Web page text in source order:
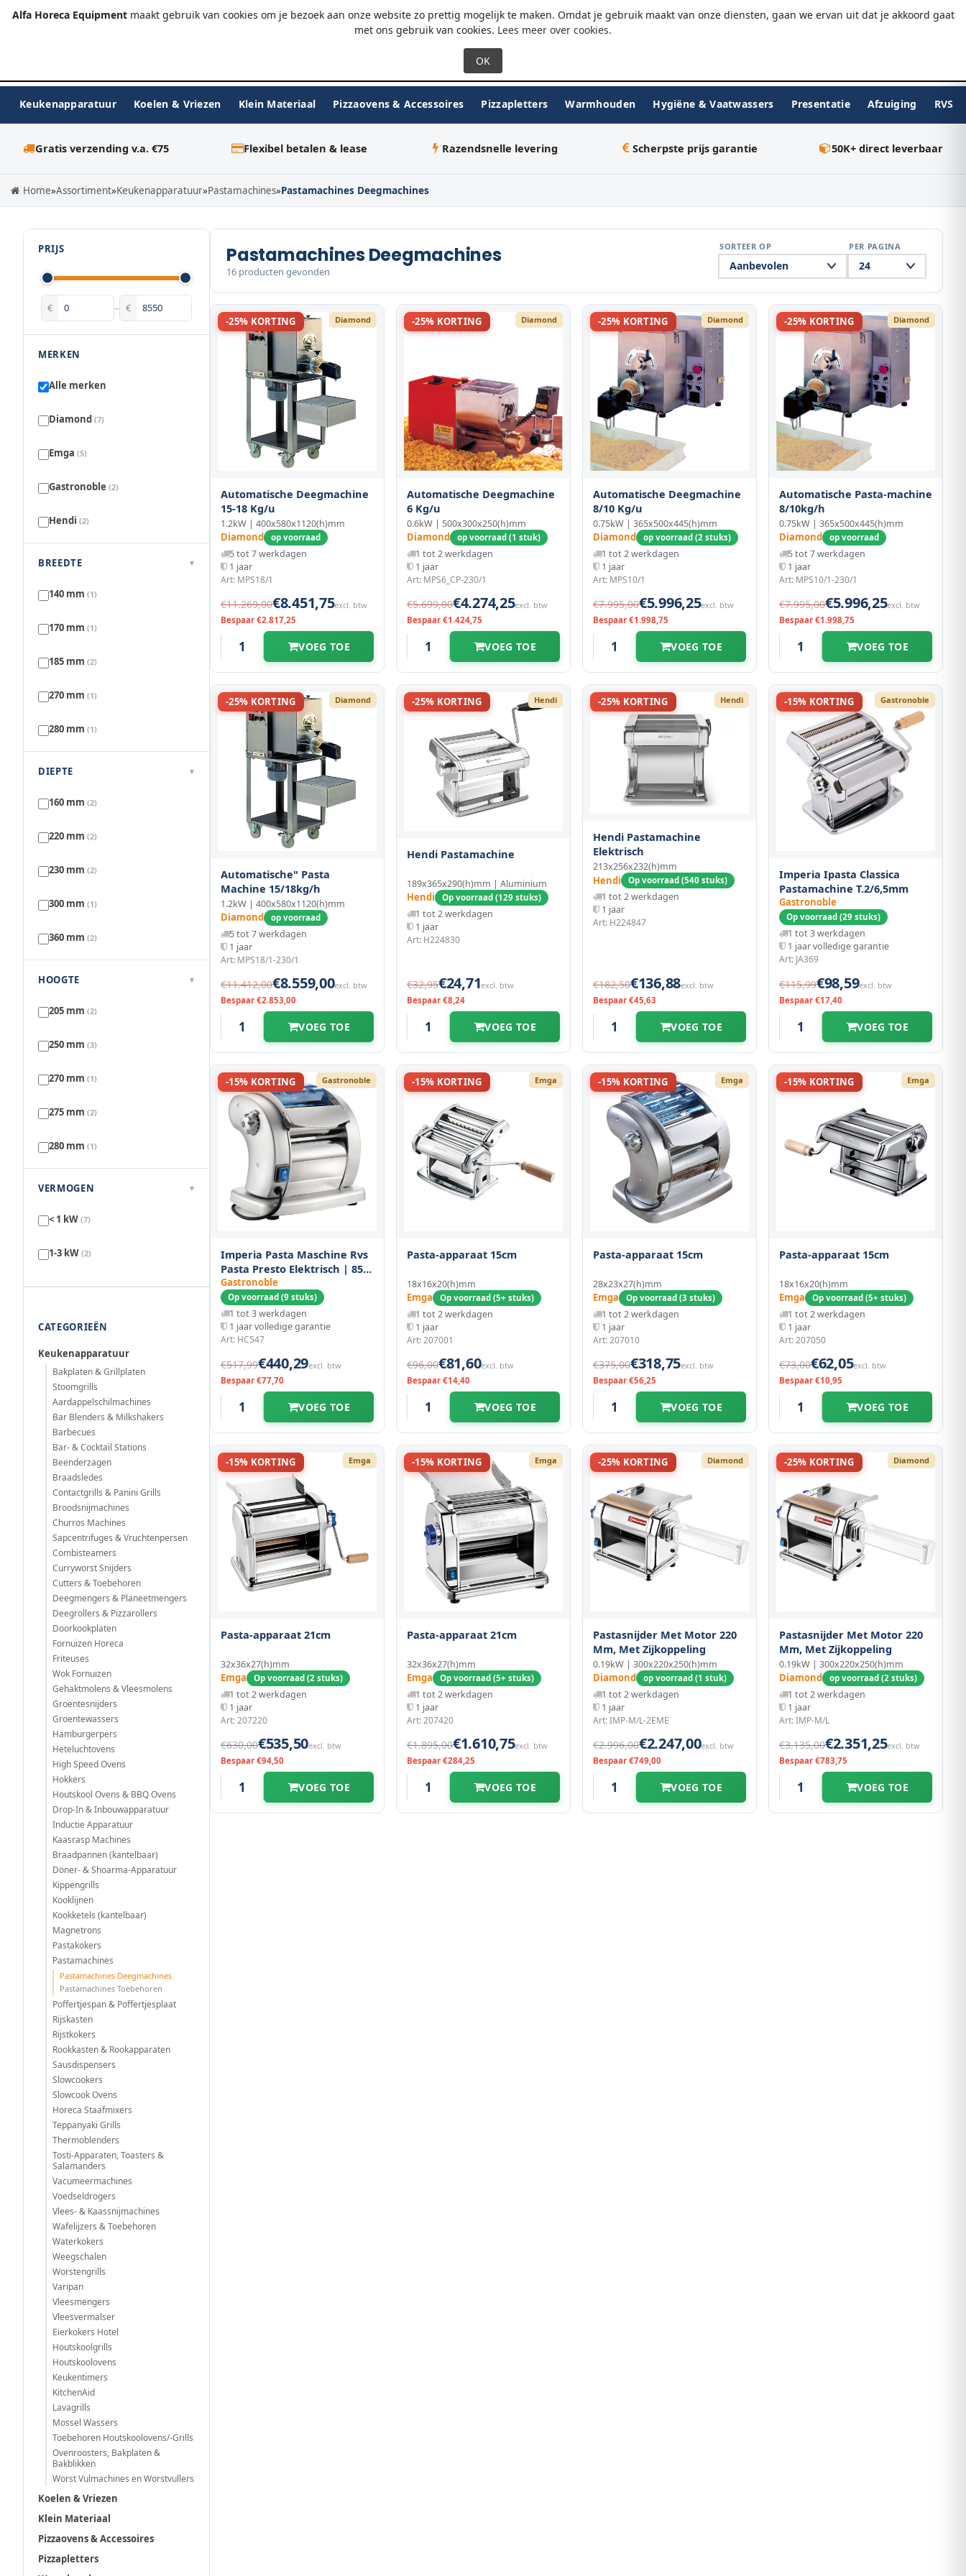
Alfa Horeca Equipmentmaakt gebruik van cookies om je bezoek aan onze website zo prettig mogelijk te maken. Omdat je gebruik maakt van onze diensten, gaan we ervan uit dat je akkoord gaat
met ons gebruik van cookies. Lees meer over cookies.
+31 (0)23-576 9984 info@alfahoreca.nl Ma-Vr 09:00 - 18:00 WhatsApp ★★★★★9.7/10WebwinkelKeur Gratis verzending v.a. €75
Keukenapparatuur Koelen & Vriezen Klein Materiaal Pizzaovens & Accessoires Pizzapletters Warmhouden Hygiëne & Vaatwassers Presentatie Afzuiging RVS
Gratis verzending v.a. €75 Flexibel betalen & lease Razendsnelle levering Scherpste prijs garantie 50K+ direct leverbaar
Home»Assortiment»Keukenapparatuur»Pastamachines»Pastamachines Deegmachines
PRIJS
€ – €
MERKEN
Alle merken
Diamond (7)
Emga (5)
Gastronoble (2)
Hendi (2)
BREEDTE ▾
140 mm (1)
170 mm (1)
185 mm (2)
270 mm (1)
280 mm (1)
325 mm
365 mm
400 mm
500 mm
DIEPTE ▾
160 mm (2)
220 mm (2)
230 mm (2)
300 mm (1)
360 mm (2)
580 mm
HOOGTE ▾
205 mm (2)
250 mm (3)
270 mm (1)
275 mm (2)
280 mm (1)
1120 mm
VERMOGEN ▾
< 1 kW (7)
1-3 kW (2)
CATEGORIEËN
Keukenapparatuur
Bakplaten & Grillplaten
Stoomgrills
Aardappelschilmachines
Bar Blenders & Milkshakers
Barbecues
Bar- & Cocktail Stations
Beenderzagen
Braadsledes
Contactgrills & Panini Grills
Broodsnijmachines
Churros Machines
Sapcentrifuges & Vruchtenpersen
Combisteamers
Curryworst Snijders
Cutters & Toebehoren
Deegmengers & Planeetmengers
Deegrollers & Pizzarollers
Doorkookplaten
Fornuizen Horeca
Friteuses
Wok Fornuizen
Gehaktmolens & Vleesmolens
Groentesnijders
Groentewassers
Hamburgerpers
Heteluchtovens
High Speed Ovens
Hokkers
Houtskool Ovens & BBQ Ovens
Drop-In & Inbouwapparatuur
Inductie Apparatuur
Kaasrasp Machines
Braadpannen (kantelbaar)
Döner- & Shoarma-Apparatuur
Kippengrills
Kooklijnen
Kookketels (kantelbaar)
Magnetrons
Pastakokers
Pastamachines
Pastamachines Deegmachines
Pastamachines Toebehoren
Poffertjespan & Poffertjesplaat
Rijskasten
Rijstkokers
Rookkasten & Rookapparaten
Sausdispensers
Slowcookers
Slowcook Ovens
Horeca Staafmixers
Teppanyaki Grills
Thermoblenders
Tosti-Apparaten, Toasters &
Salamanders
Vacumeermachines
Voedseldrogers
Vlees- & Kaassnijmachines
Wafelijzers & Toebehoren
Waterkokers
Weegschalen
Worstengrills
Varipan
Vleesmengers
Vleesvermalser
Eierkokers Hotel
Houtskoolgrills
Houtskoolovens
Keukentimers
KitchenAid
Lavagrills
Mossel Wassers
Toebehoren Houtskoolovens/-Grills
Ovenroosters, Bakplaten &
Bakblikken
Worst Vulmachines en Worstvullers
Koelen & Vriezen
Klein Materiaal
Pizzaovens & Accessoires
Pizzapletters
Pastamachines Deegmachines
16 producten gevonden
SORTEER OP PER PAGINA
-25% KORTING Diamond
Automatische Deegmachine
15-18 Kg/u
1.2kW | 400x580x1120(h)mm
Diamond op voorraad
5 tot 7 werkdagen
1 jaar
Art: MPS18/1
€11.269,00€8.451,75excl. btw
Bespaar €2.817,25
VOEG TOE
-25% KORTING Diamond
Automatische Deegmachine
6 Kg/u
0.6kW | 500x300x250(h)mm
Diamond op voorraad (1 stuk)
1 tot 2 werkdagen
1 jaar
Art: MPS6_CP-230/1
€5.699,00€4.274,25excl. btw
Bespaar €1.424,75
VOEG TOE
-25% KORTING Diamond
Automatische Deegmachine
8/10 Kg/u
0.75kW | 365x500x445(h)mm
Diamond op voorraad (2 stuks)
1 tot 2 werkdagen
1 jaar
Art: MPS10/1
€7.995,00€5.996,25excl. btw
Bespaar €1.998,75
VOEG TOE
-25% KORTING Diamond
Automatische Pasta-machine
8/10kg/h
0.75kW | 365x500x445(h)mm
Diamond op voorraad
5 tot 7 werkdagen
1 jaar
Art: MPS10/1-230/1
€7.995,00€5.996,25excl. btw
Bespaar €1.998,75
VOEG TOE
-25% KORTING Diamond
Automatische" Pasta
Machine 15/18kg/h
1.2kW | 400x580x1120(h)mm
Diamond op voorraad
5 tot 7 werkdagen
1 jaar
Art: MPS18/1-230/1
€11.412,00€8.559,00excl. btw
Bespaar €2.853,00
VOEG TOE
-25% KORTING Hendi
Hendi Pastamachine
189x365x290(h)mm | Aluminium
Hendi Op voorraad (129 stuks)
1 tot 2 werkdagen
1 jaar
Art: H224830
€32,95€24,71excl. btw
Bespaar €8,24
VOEG TOE
-25% KORTING Hendi
Hendi Pastamachine
Elektrisch
213x256x232(h)mm
Hendi Op voorraad (540 stuks)
1 tot 2 werkdagen
1 jaar
Art: H224847
€182,50€136,88excl. btw
Bespaar €45,63
VOEG TOE
-15% KORTING Gastronoble
Imperia Ipasta Classica
Pastamachine T.2/6,5mm
Gastronoble
Op voorraad (29 stuks)
1 tot 3 werkdagen
1 jaar volledige garantie
Art: JA369
€115,99€98,59excl. btw
Bespaar €17,40
VOEG TOE
-15% KORTING Gastronoble
Imperia Pasta Maschine Rvs
Pasta Presto Elektrisch | 85w
| 6 Instelbare Diktes |
270x230x280(h)mm
Gastronoble
Op voorraad (9 stuks)
1 tot 3 werkdagen
1 jaar volledige garantie
Art: HC547
€517,99€440,29excl. btw
Bespaar €77,70
VOEG TOE
-15% KORTING Emga
Pasta-apparaat 15cm
18x16x20(h)mm
Emga Op voorraad (5+ stuks)
1 tot 2 werkdagen
1 jaar
Art: 207001
€96,00€81,60excl. btw
Bespaar €14,40
VOEG TOE
-15% KORTING Emga
Pasta-apparaat 15cm
28x23x27(h)mm
Emga Op voorraad (3 stuks)
1 tot 2 werkdagen
1 jaar
Art: 207010
€375,00€318,75excl. btw
Bespaar €56,25
VOEG TOE
-15% KORTING Emga
Pasta-apparaat 15cm
18x16x20(h)mm
Emga Op voorraad (5+ stuks)
1 tot 2 werkdagen
1 jaar
Art: 207050
€73,00€62,05excl. btw
Bespaar €10,95
VOEG TOE
-15% KORTING Emga
Pasta-apparaat 21cm
32x36x27(h)mm
Emga Op voorraad (2 stuks)
1 tot 2 werkdagen
1 jaar
Art: 207220
€630,00€535,50excl. btw
Bespaar €94,50
VOEG TOE
-15% KORTING Emga
Pasta-apparaat 21cm
32x36x27(h)mm
Emga Op voorraad (5+ stuks)
1 tot 2 werkdagen
1 jaar
Art: 207420
€1.895,00€1.610,75excl. btw
Bespaar €284,25
VOEG TOE
-25% KORTING Diamond
Pastasnijder Met Motor 220
Mm, Met Zijkoppeling
0.19kW | 300x220x250(h)mm
Diamond op voorraad (1 stuk)
1 tot 2 werkdagen
1 jaar
Art: IMP-M/L-2EME
€2.996,00€2.247,00excl. btw
Bespaar €749,00
VOEG TOE
-25% KORTING Diamond
Pastasnijder Met Motor 220
Mm, Met Zijkoppeling
0.19kW | 300x220x250(h)mm
Diamond op voorraad (2 stuks)
1 tot 2 werkdagen
1 jaar
Art: IMP-M/L
€3.135,00€2.351,25excl. btw
Bespaar €783,75
VOEG TOE